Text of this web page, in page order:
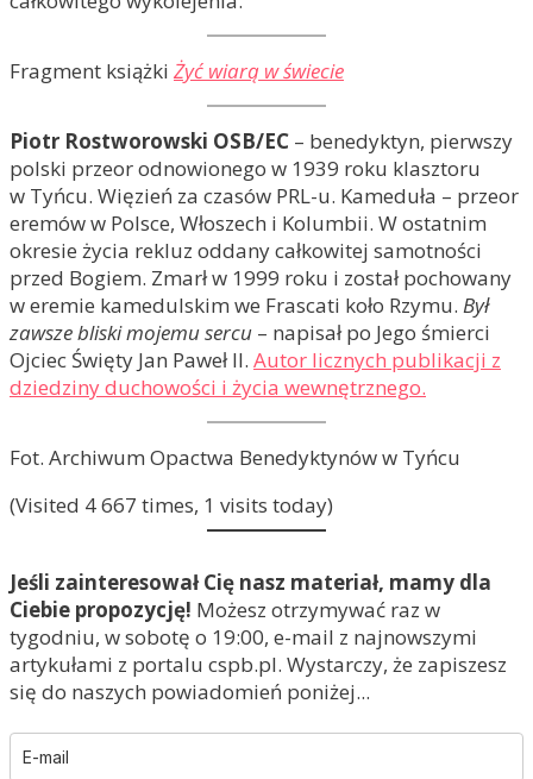
Fragment książki Żyć wiarą w świecie
Piotr Rostworowski OSB/EC – benedyktyn, pierwszy
polski przeor odnowionego w 1939 roku klasztoru
w Tyńcu. Więzień za czasów PRL-u. Kameduła – przeor
eremów w Polsce, Włoszech i Kolumbii. W ostatnim
okresie życia rekluz oddany całkowitej samotności
przed Bogiem. Zmarł w 1999 roku i został pochowany
w eremie kamedulskim we Frascati koło Rzymu. Był
zawsze bliski mojemu sercu – napisał po Jego śmierci
Ojciec Święty Jan Paweł II. Autor licznych publikacji z
dziedziny duchowości i życia wewnętrznego.
Fot. Archiwum Opactwa Benedyktynów w Tyńcu
(Visited 4 667 times, 1 visits today)
Jeśli zainteresował Cię nasz materiał, mamy dla
Ciebie propozycję! Możesz otrzymywać raz w
tygodniu, w sobotę o 19:00, e-mail z najnowszymi
artykułami z portalu cspb.pl. Wystarczy, że zapiszesz
się do naszych powiadomień poniżej...